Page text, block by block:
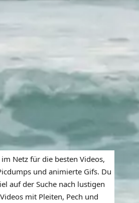
Netz für die besten Videos,
und animierte Gifs. Du
auf der Suche nach lustigen
mit Pleiten, Pech und